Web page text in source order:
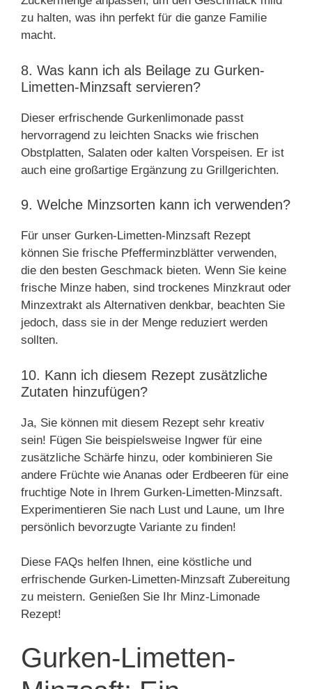
zu halten, was ihn perfekt für die ganze Familie
macht.
8. Was kann ich als Beilage zu Gurken-
Limetten-Minzsaft servieren?
Dieser erfrischende Gurkenlimonade passt
hervorragend zu leichten Snacks wie frischen
Obstplatten, Salaten oder kalten Vorspeisen. Er ist
auch eine großartige Ergänzung zu Grillgerichten.
9. Welche Minzsorten kann ich verwenden?
Für unser Gurken-Limetten-Minzsaft Rezept
können Sie frische Pfefferminzblätter verwenden,
die den besten Geschmack bieten. Wenn Sie keine
frische Minze haben, sind trockenes Minzkraut oder
Minzextrakt als Alternativen denkbar, beachten Sie
jedoch, dass sie in der Menge reduziert werden
sollten.
10. Kann ich diesem Rezept zusätzliche
Zutaten hinzufügen?
Ja, Sie können mit diesem Rezept sehr kreativ
sein! Fügen Sie beispielsweise Ingwer für eine
zusätzliche Schärfe hinzu, oder kombinieren Sie
andere Früchte wie Ananas oder Erdbeeren für eine
fruchtige Note in Ihrem Gurken-Limetten-Minzsaft.
Experimentieren Sie nach Lust und Laune, um Ihre
persönlich bevorzugte Variante zu finden!
Diese FAQs helfen Ihnen, eine köstliche und
erfrischende Gurken-Limetten-Minzsaft Zubereitung
zu meistern. Genießen Sie Ihr Minz-Limonade
Rezept!
Gurken-Limetten-